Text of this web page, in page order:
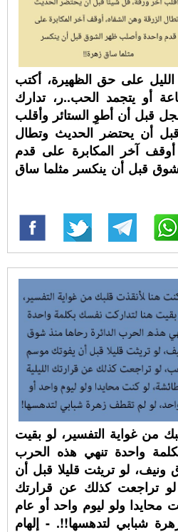
على حق الظهيرة، أكتب
أو يتجمد الحب..ر، تدارك
قبل أن أطوِ الستائر وأقلب
أن يحتضر الحديث وتطال
آخر المكابرة على قدم
قبل أن ينكسر مثلما ساق
من غواية التفسير، لو بقيت
واحدة تنهي هذه الحرب
ونيف، لو تريثت قليلا قبل أن
تراجعت كذلك عن قرارتك
محايدا ولو ليوم واحد أو عام
شبابي لتدهسها!!. - إلهام